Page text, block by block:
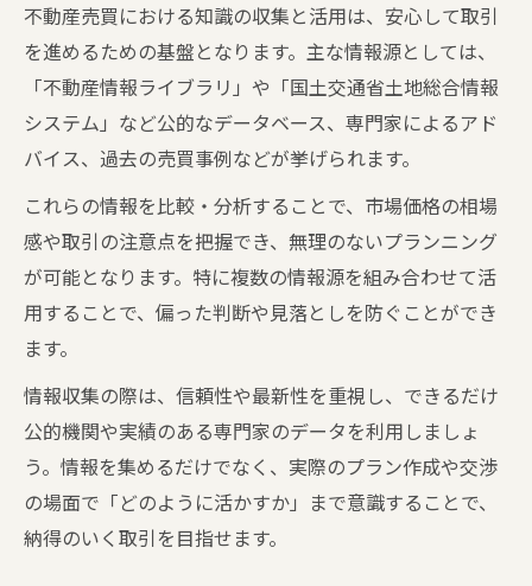
専門家に相談するメリットと活用シーン
不動産売買で役立つ価格情報の見方
不動産売買で使える価格情報ライブラリの
活用法
取引価格情報検索システムで相場を確認す
る方法
不動産売買事例の調べ方と信頼性の見極め
方
価格情報から読み解く不動産売買のコツ
不動産売買における知識の収集と活用は、安心して取引
を進めるための基盤となります。主な情報源としては、
「不動産情報ライブラリ」や「国土交通省土地総合情報
システム」など公的なデータベース、専門家によるアド
バイス、過去の売買事例などが挙げられます。
これらの情報を比較・分析することで、市場価格の相場
感や取引の注意点を把握でき、無理のないプランニング
が可能となります。特に複数の情報源を組み合わせて活
用することで、偏った判断や見落としを防ぐことができ
ます。
情報収集の際は、信頼性や最新性を重視し、できるだけ
公的機関や実績のある専門家のデータを利用しましょ
う。情報を集めるだけでなく、実際のプラン作成や交渉
の場面で「どのように活かすか」まで意識することで、
納得のいく取引を目指せます。